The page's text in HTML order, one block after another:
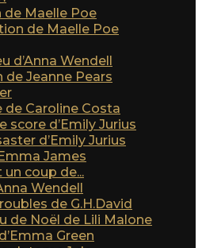
Maelle Poe
de Maelle Poe
d’Anna Wendell
Jeanne Pears
de Caroline Costa
score d’Emily Jurius
d’Emily Jurius
James
coup de...
Wendell
de G.H.David
de Noël de Lili Malone
Green